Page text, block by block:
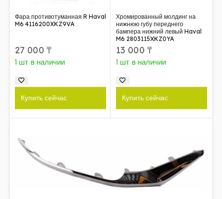
Фара противотуманная R Haval
M6 4116200XKZ9VA
27 000 ₸
1 шт в наличии
Купить сейчас
Хромированный молдинг на
нижнюю губу переднего
бампера нижний левый Haval
M6 2803115XKZ0YA
13 000 ₸
1 шт в наличии
Купить сейчас